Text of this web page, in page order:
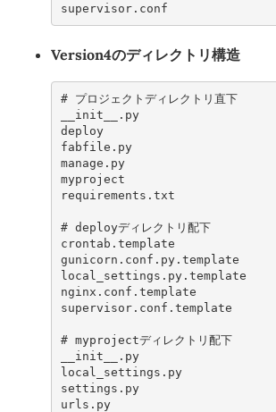
supervisor.conf
Version4のディレクトリ構造
#
プロジェクトディレクトリ直下
__init__.py
deploy
fabfile.py
manage.py
myproject
requirements.txt
#
deployディレクトリ配下
crontab.template
gunicorn.conf.py.template
local_settings.py.template
nginx.conf.template
supervisor.conf.template
#
myprojectディレクトリ配下
__init__.py
local_settings.py
settings.py
urls.py